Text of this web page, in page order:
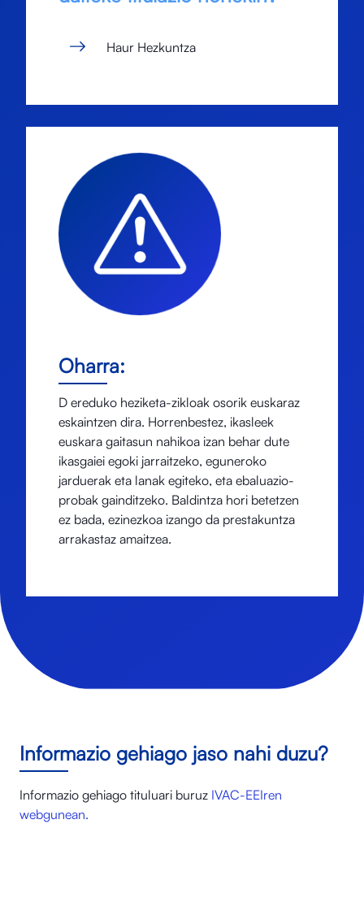
Haur Hezkuntza
Oharra:
D ereduko heziketa-zikloak osorik euskaraz
eskaintzen dira. Horrenbestez, ikasleek
euskara gaitasun nahikoa izan behar dute
ikasgaiei egoki jarraitzeko, eguneroko
jarduerak eta lanak egiteko, eta ebaluazio-
probak gainditzeko. Baldintza hori betetzen
ez bada, ezinezkoa izango da prestakuntza
arrakastaz amaitzea.
Informazio gehiago jaso nahi duzu?
Informazio gehiago tituluari buruz IVAC-EEIren
webgunean.